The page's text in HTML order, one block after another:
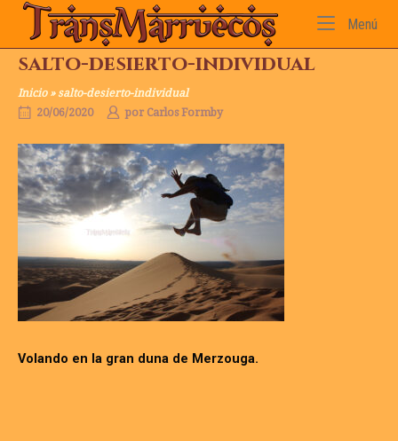
contenido
Inicio
Menú
salto-desierto-individual
Inicio »salto-desierto-individual
20/06/2020
por Carlos Formby
Volando en la gran duna de Merzouga.